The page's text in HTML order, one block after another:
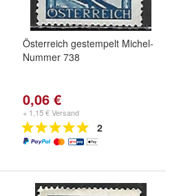
Österreich gestempelt Michel-
Nummer 738
0,06 €
+ 1,15 € Versand
2